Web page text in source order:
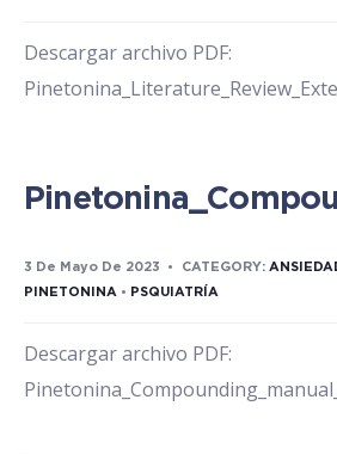
Descargar archivo PDF:
3 De Mayo De 2023 • CATEGORY:
PINETONINA • PSQUIATRÍA
Descargar archivo PDF: